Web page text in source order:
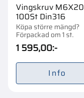
Vingskruv M6X20
100St Din316
Köpa större mängd?
Förpackad om 1 st.
1 595,00:-
Info